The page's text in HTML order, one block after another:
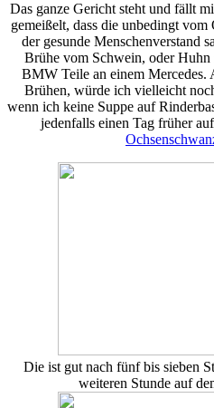
Das ganze Gericht steht und fällt
gemeißelt, dass die unbedingt vom
der gesunde Menschenverstand
Brühe vom Schwein, oder
BMW Teile an einem
Brühen, würde ich vielleicht
wenn ich keine Suppe auf
jedenfalls einen Tag früher
Die ist gut nach fünf bis sieben
weiteren Stunde auf